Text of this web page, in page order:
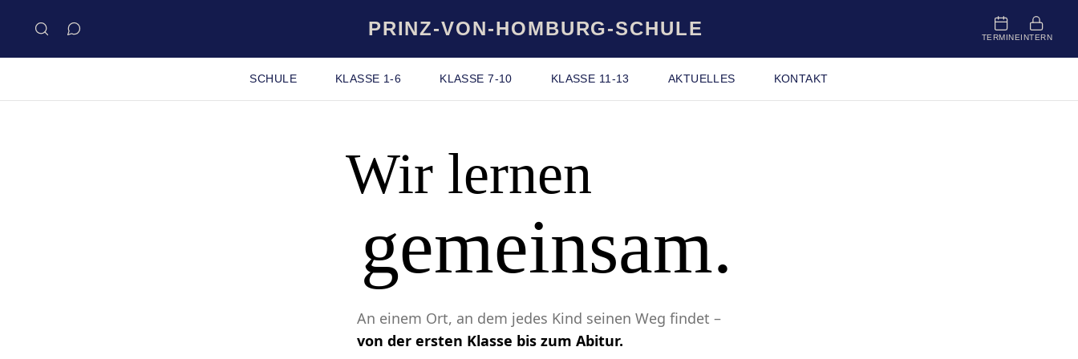
PRINZ-VON-HOMBURG-SCHULE TERMINEINTERN
SCHULE KLASSE 1-6 KLASSE 7-10 KLASSE 11-13 AKTUELLES KONTAKT
Wir lernen
gemeinsam.
An einem Ort, an dem jedes Kind seinen Weg findet –
von der ersten Klasse bis zum Abitur.